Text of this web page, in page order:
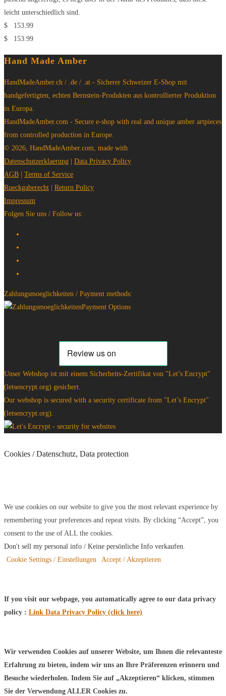
leicht unterschiedlich sind.
$
153.99
$
153.99
Hand Made Amber
HandMadeAmber.ch / .de / .at - Sicherer Schweizer E-Shop mit
handgefertigten, echten Bernstein-Produkten aus kontrollierter Produktion
in Europa.
HandMadeAmber.com - Secure e-shop with real and unique amber artpieces
from controlled production in Europe.
© 2026, HandMadeAmber.com, made with
Datenschutzerklaerung
Data Privacy Policy
AGB
Terms of Service
Rueckgaberecht
Return Policy
Impressum
Folgen Sie uns / Follow us:
Zahlungsmoeglichkeiten / Payment methods:
Unser Webshop ist mit einem Sicherheits-Zertifikat von "Let’s Encrypt"
(letsencrypt.org) gesichert.
Our webshop is secured with a security certificate from "Let’s Encrypt"
(letsencrypt.org).
Cookies / Datenschutz, Data protection
We use cookies on our website to give you the most relevant experience by
remembering your preferences and repeat visits. By clicking “Accept”, you
consent to the use of ALL the cookies.
Don't sell my personal info / Keine persönliche Info verkaufen.
Cookie Settings / Einstellungen
Accept / Akzeptieren
If you visit our webpage, you automatically agree to our data privacy
policy : Link Data Privacy Policy (click here)
Wir verwenden Cookies auf unserer Website, um Ihnen die relevanteste
Erfahrung zu bieten, indem wir uns an Ihre Präferenzen erinnern und
Besuche wiederholen. Indem Sie auf „Akzeptieren“ klicken, stimmen
Sie der Verwendung ALLER Cookies zu.